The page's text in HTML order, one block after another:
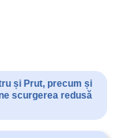
și Prut, precum și
scurgerea redusă